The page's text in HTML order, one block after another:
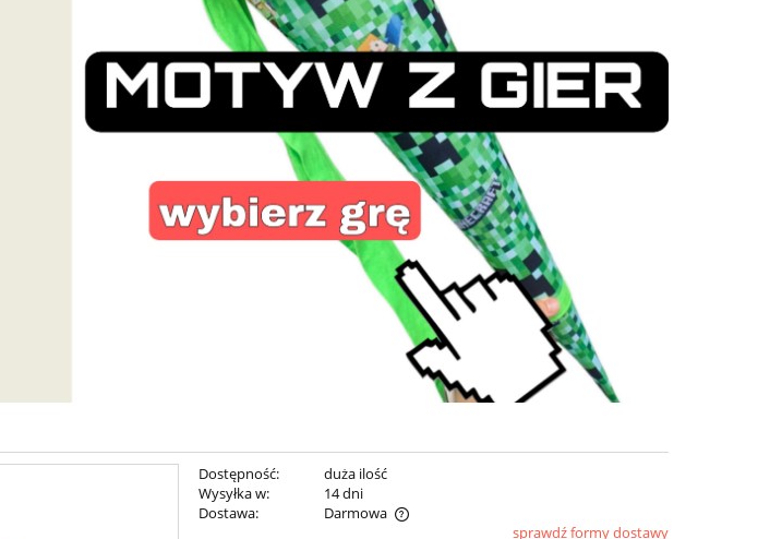
Dostępność:
duża ilość
Wysyłka w:
14 dni
Dostawa:
Darmowa
sprawdź formy dostawy